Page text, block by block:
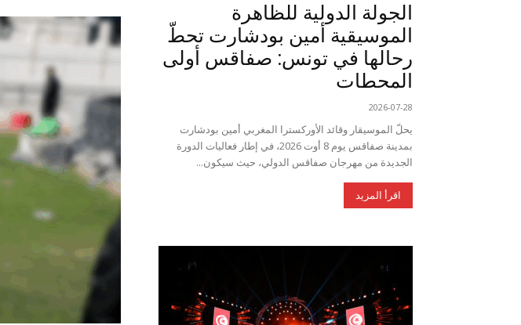
الجولة الدولية للظاهرة
الموسيقية أمين بودشارت تحطّ
رحالها في تونس: صفاقس أولى
المحطات
2026-07-28
يحلّ الموسيقار وقائد الأوركسترا المغربي أمين بودشارت
بمدينة صفاقس يوم 8 أوت 2026، في إطار فعاليات الدورة
الجديدة من مهرجان صفاقس الدولي، حيث سيكون...
اقرأ المزيد